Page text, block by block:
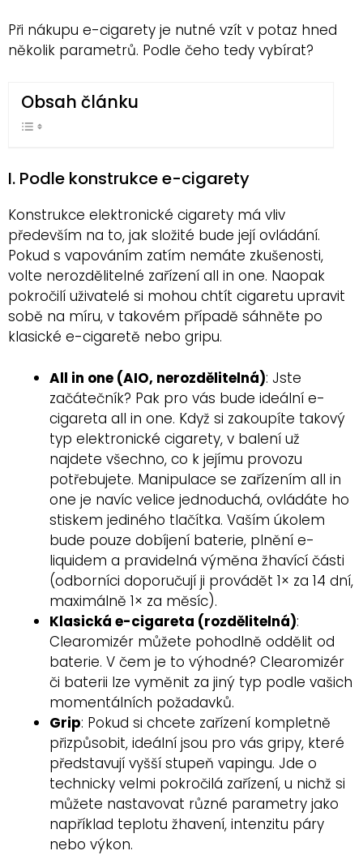
Při nákupu e-cigarety je nutné vzít v potaz hned
několik parametrů. Podle čeho tedy vybírat?
Obsah článku
I. Podle konstrukce e-cigarety
Konstrukce elektronické cigarety má vliv
především na to, jak složité bude její ovládání.
Pokud s vapováním zatím nemáte zkušenosti,
volte nerozdělitelné zařízení all in one. Naopak
pokročilí uživatelé si mohou chtít cigaretu upravit
sobě na míru, v takovém případě sáhněte po
klasické e-cigaretě nebo gripu.
All in one (AIO, nerozdělitelná): Jste
začátečník? Pak pro vás bude ideální e-
cigareta all in one. Když si zakoupíte takový
typ elektronické cigarety, v balení už
najdete všechno, co k jejímu provozu
potřebujete. Manipulace se zařízením all in
one je navíc velice jednoduchá, ovládáte ho
stiskem jediného tlačítka. Vaším úkolem
bude pouze dobíjení baterie, plnění e-
liquidem a pravidelná výměna žhavící části
(odborníci doporučují ji provádět 1× za 14 dní,
maximálně 1× za měsíc).
Klasická e-cigareta (rozdělitelná):
Clearomizér můžete pohodlně oddělit od
baterie. V čem je to výhodné? Clearomizér
či baterii lze vyměnit za jiný typ podle vašich
momentálních požadavků.
Grip: Pokud si chcete zařízení kompletně
přizpůsobit, ideální jsou pro vás gripy, které
představují vyšší stupeň vapingu. Jde o
technicky velmi pokročilá zařízení, u nichž si
můžete nastavovat různé parametry jako
například teplotu žhavení, intenzitu páry
nebo výkon.